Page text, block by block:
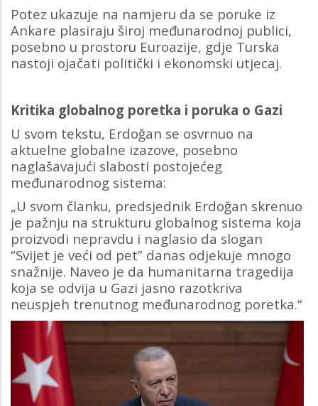
Potez ukazuje na namjeru da se poruke iz
Ankare plasiraju široj međunarodnoj publici,
posebno u prostoru Euroazije, gdje Turska
nastoji ojačati politički i ekonomski utjecaj.
Kritika globalnog poretka i poruka o Gazi
U svom tekstu, Erdoğan se osvrnuo na
aktuelne globalne izazove, posebno
naglašavajući slabosti postojećeg
međunarodnog sistema:
„U svom članku, predsjednik Erdoğan skrenuo
je pažnju na strukturu globalnog sistema koja
proizvodi nepravdu i naglasio da slogan
“Svijet je veći od pet” danas odjekuje mnogo
snažnije. Naveo je da humanitarna tragedija
koja se odvija u Gazi jasno razotkriva
neuspjeh trenutnog međunarodnog poretka.“